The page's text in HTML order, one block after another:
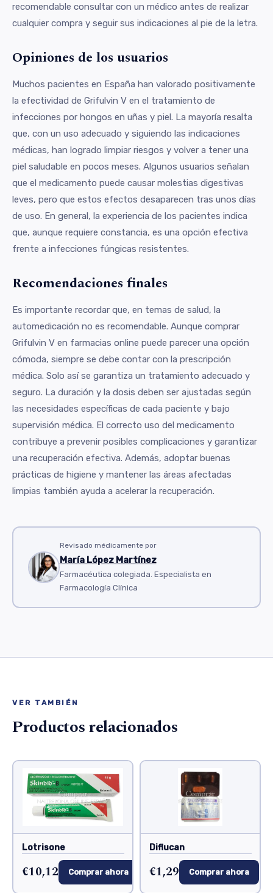
recomendable consultar con un médico antes de realizar
cualquier compra y seguir sus indicaciones al pie de la letra.
Opiniones de los usuarios
Muchos pacientes en España han valorado positivamente
la efectividad de Grifulvin V en el tratamiento de
infecciones por hongos en uñas y piel. La mayoría resalta
que, con un uso adecuado y siguiendo las indicaciones
médicas, han logrado limpiar riesgos y volver a tener una
piel saludable en pocos meses. Algunos usuarios señalan
que el medicamento puede causar molestias digestivas
leves, pero que estos efectos desaparecen tras unos días
de uso. En general, la experiencia de los pacientes indica
que, aunque requiere constancia, es una opción efectiva
frente a infecciones fúngicas resistentes.
Recomendaciones finales
Es importante recordar que, en temas de salud, la
automedicación no es recomendable. Aunque comprar
Grifulvin V en farmacias online puede parecer una opción
cómoda, siempre se debe contar con la prescripción
médica. Solo así se garantiza un tratamiento adecuado y
seguro. La duración y la dosis deben ser ajustadas según
las necesidades específicas de cada paciente y bajo
supervisión médica. El correcto uso del medicamento
contribuye a prevenir posibles complicaciones y garantizar
una recuperación efectiva. Además, adoptar buenas
prácticas de higiene y mantener las áreas afectadas
limpias también ayuda a acelerar la recuperación.
Revisado médicamente por
María López Martínez
Farmacéutica colegiada. Especialista en
Farmacología Clínica
VER TAMBIÉN
Productos relacionados
Lotrisone
€10,12 Comprar ahora
Diflucan
€1,29 Comprar ahora